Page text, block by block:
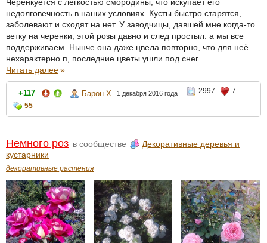
Черенкуется с легкостью смородины, что искупает его
недолговечность в наших условиях. Кусты быстро старятся,
заболевают и сходят на нет. У заводчицы, давшей мне когда-то
ветку на черенки, этой розы давно и след простыл. а мы все
поддерживаем. Нынче она даже цвела повторно, что для неё
нехарактерно п, последние цветы ушли под снег...
Читать далее»
+117 Барон Х 1 декабря 2016 года 2997
7
55
Немного роз в сообществе
Декоративные деревья и
кустарники
декоративные растения